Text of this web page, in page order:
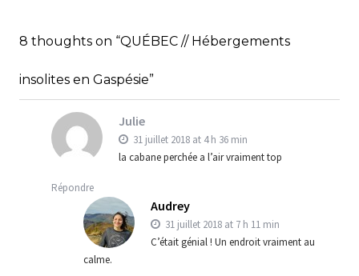
Blog,Bons plans
8 thoughts on “QUÉBEC // Hébergements
insolites en Gaspésie”
Julie
31 juillet 2018 at 4 h 36 min
la cabane perchée a l’air vraiment top
Répondre
Audrey
31 juillet 2018 at 7 h 11 min
C’était génial ! Un endroit vraiment au
calme.